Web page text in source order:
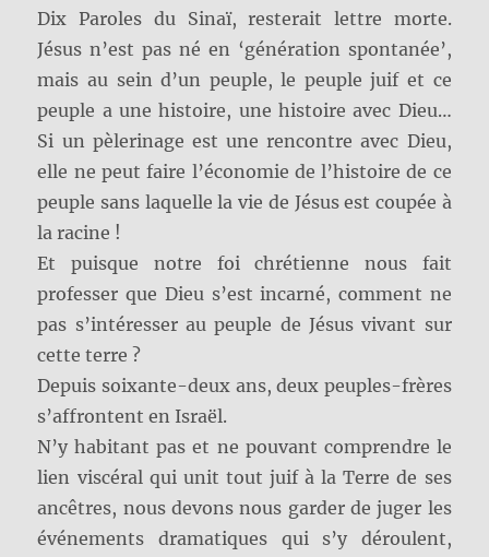
Dix Paroles du Sinaï, resterait lettre morte.
Jésus n’est pas né en ‘génération spontanée’,
mais au sein d’un peuple, le peuple juif et ce
peuple a une histoire, une histoire avec Dieu…
Si un pèlerinage est une rencontre avec Dieu,
elle ne peut faire l’économie de l’histoire de ce
peuple sans laquelle la vie de Jésus est coupée à
la racine !
Et puisque notre foi chrétienne nous fait
professer que Dieu s’est incarné, comment ne
pas s’intéresser au peuple de Jésus vivant sur
cette terre ?
Depuis soixante-deux ans, deux peuples-frères
s’affrontent en Israël.
N’y habitant pas et ne pouvant comprendre le
lien viscéral qui unit tout juif à la Terre de ses
ancêtres, nous devons nous garder de juger les
événements dramatiques qui s’y déroulent,